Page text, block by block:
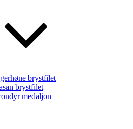
brystfilet
brystfilet
medaljon